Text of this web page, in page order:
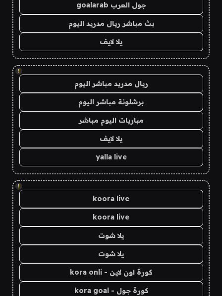
جول العرب goalarab
بث مباشر ريال مدريد اليوم
يلا لايف
!
ريال مدريد مباشر اليوم
برشلونة مباشر اليوم
مباريات اليوم مباشر
يلا لايف
yalla live
!
koora live
koora live
يلا شوت
يلا شوت
كورة اون لاين - kora onli
كورة جول - kora goal